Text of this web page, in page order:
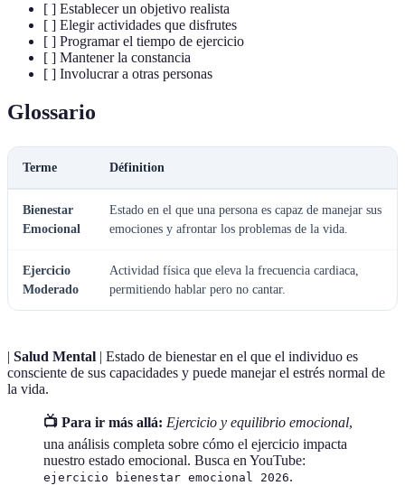
[ ] Establecer un objetivo realista
[ ] Elegir actividades que disfrutes
[ ] Programar el tiempo de ejercicio
[ ] Mantener la constancia
[ ] Involucrar a otras personas
Glossario
Terme Définition
Bienestar
Emocional
Estado en el que una persona es capaz de manejar sus
emociones y afrontar los problemas de la vida.
Ejercicio
Moderado
Actividad física que eleva la frecuencia cardiaca,
permitiendo hablar pero no cantar.
| Salud Mental | Estado de bienestar en el que el individuo es
consciente de sus capacidades y puede manejar el estrés normal de
la vida.
📺 Para ir más allá: Ejercicio y equilibrio emocional,
una análisis completa sobre cómo el ejercicio impacta
nuestro estado emocional. Busca en YouTube:
ejercicio bienestar emocional 2026.